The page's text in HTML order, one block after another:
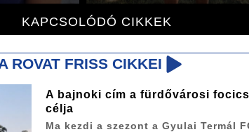
KAPCSOLÓDÓ CIKKEK
ROVAT FRISS CIKKEI
A bajnoki cím a fürdővárosi
célja
Ma kezdi a szezont a Gyulai Termál